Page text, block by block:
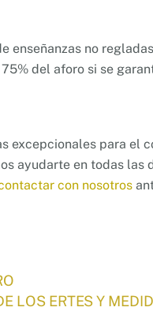
enseñanzas no
del aforo si se
excepcionales para el
ayudarte en todas las
con nosotros
LOS ERTES Y